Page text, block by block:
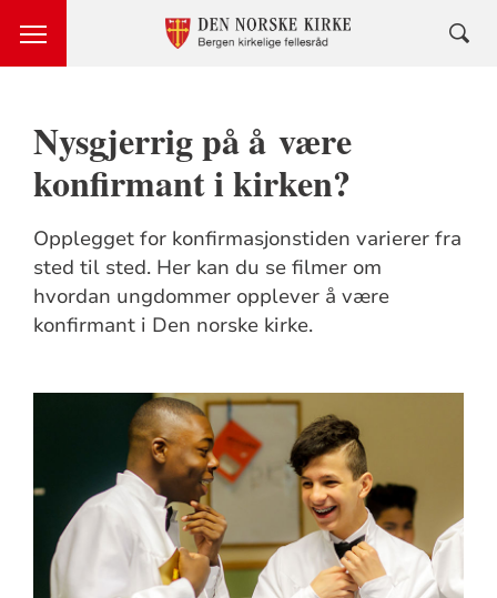
Nysgjerrig på å være
konfirmant i kirken?
Opplegget for konfirmasjonstiden varierer fra
sted til sted. Her kan du se filmer om
hvordan ungdommer opplever å være
konfirmant i Den norske kirke.